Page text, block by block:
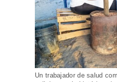
Un trabajador de salud